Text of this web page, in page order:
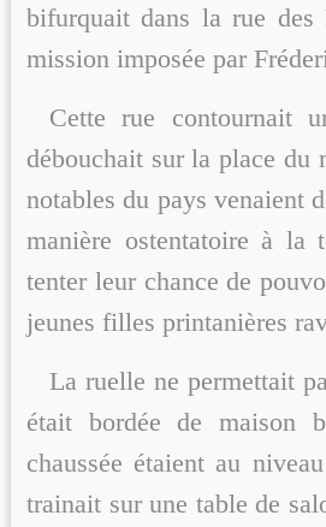
bifurquait dans la rue des
mission imposée par
Cette rue contournait
débouchait sur la place du
notables du pays venaient
manière ostentatoire à la
tenter leur chance de
jeunes filles printanières
La ruelle ne permettait
était bordée de maison
chaussée étaient au
trainait sur une table de